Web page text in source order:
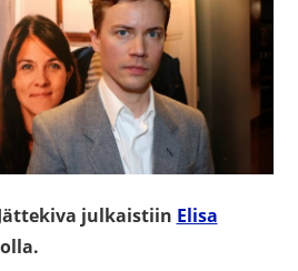
julkaistiin Elisa